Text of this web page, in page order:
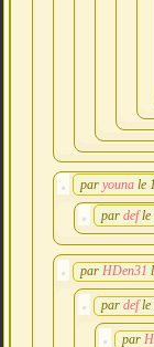
par youna le
par def le
par HDen31
par def le
par